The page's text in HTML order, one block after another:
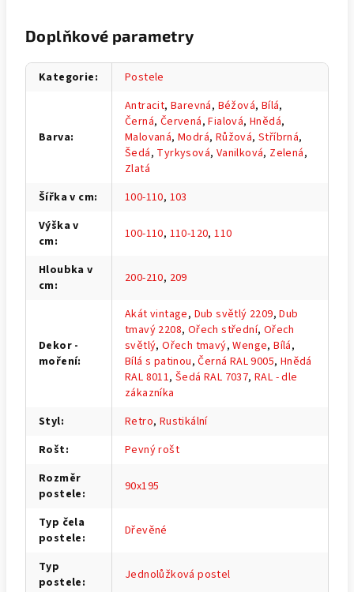
Doplňkové parametry
Kategorie: Postele
Barva:
Antracit,Barevná, Béžová, Bílá,
Černá, Červená,Fialová,Hnědá,
Malovaná,Modrá, Růžová,Stříbrná,
Šedá, Tyrkysová, Vanilková, Zelená,
Zlatá
Šířka v cm: 100-110, 103
Výška v
cm: 100-110, 110-120,110
Hloubka v
cm: 200-210, 209
Dekor -
moření:
Akát vintage, Dub světlý 2209,Dub
tmavý 2208, Ořech střední, Ořech
světlý,Ořech tmavý,Wenge,Bílá,
Bílá s patinou,Černá RAL 9005, Hnědá
RAL 8011,Šedá RAL 7037,RAL - dle
zákazníka
Styl: Retro, Rustikální
Rošt:
Pevný rošt
Rozměr
postele: 90x195
Typ čela
postele: Dřevěné
Typ
postele: Jednolůžková postel